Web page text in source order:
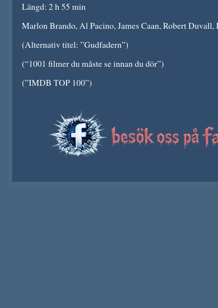
Längd: 2 h 55 min
Marlon Brando, Al Pacino, James Caan, Robert
(Alternativ titel: ”Gudfadern”)
(“1001 filmer du måste se innan du dör”)
(”IMDB TOP 100”)